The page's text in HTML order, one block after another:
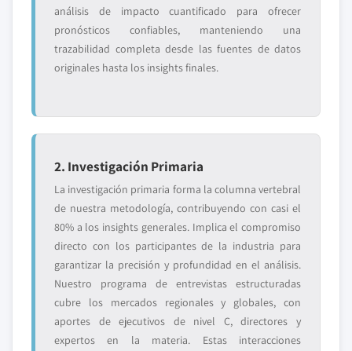
análisis de impacto cuantificado para ofrecer
pronósticos confiables, manteniendo una
trazabilidad completa desde las fuentes de datos
originales hasta los insights finales.
2. Investigación Primaria
La investigación primaria forma la columna vertebral
de nuestra metodología, contribuyendo con casi el
80% a los insights generales. Implica el compromiso
directo con los participantes de la industria para
garantizar la precisión y profundidad en el análisis.
Nuestro programa de entrevistas estructuradas
cubre los mercados regionales y globales, con
aportes de ejecutivos de nivel C, directores y
expertos en la materia. Estas interacciones